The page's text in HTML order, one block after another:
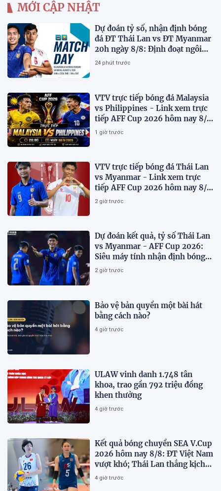
MỚI CẬP NHẬT
Dự đoán tỷ số, nhận định bóng
đá ĐT Thái Lan vs ĐT Myanmar
20h ngày 8/8: Định đoạt ngôi
đầu bảng
24 phút trước
VTV trực tiếp bóng đá Malaysia
vs Philippines - Link xem trực
tiếp AFF Cup 2026 hôm nay 8/8
trên VTV7
1 giờ trước
VTV trực tiếp bóng đá Thái Lan
vs Myanmar - Link xem trực
tiếp AFF Cup 2026 hôm nay 8/8
trên VTV6
2 giờ trước
Dự đoán kết quả, tỷ số Thái Lan
vs Myanmar - AFF Cup 2026:
Siêu máy tính nhận định bóng
đá hôm nay 8/8
2 giờ trước
Bảo vệ bản quyền một bài hát
bằng cách nào?
4 giờ trước
ULAW vinh danh 1.748 tân
khoa, trao gần 792 triệu đồng
khen thưởng
4 giờ trước
Kết quả bóng chuyền SEA V.Cup
2026 hôm nay 8/8: ĐT Việt Nam
vượt khó; Thái Lan thắng kịch
tính
4 giờ trước